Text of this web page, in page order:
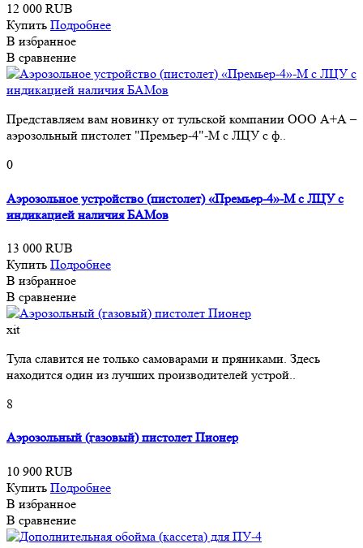
12 000 RUB
Купить Подробнее
В избранное
В сравнение
Представляем вам новинку от тульской компании ООО А+А –
аэрозольный пистолет "Премьер-4"-М с ЛЦУ с ф..
0
Аэрозольное устройство (пистолет) «Премьер-4»-М с ЛЦУ с
индикацией наличия БАМов
13 000 RUB
Купить Подробнее
В избранное
В сравнение
xit
Тула славится не только самоварами и пряниками. Здесь
находится один из лучших производителей устрой..
8
Аэрозольный (газовый) пистолет Пионер
10 900 RUB
Купить Подробнее
В избранное
В сравнение